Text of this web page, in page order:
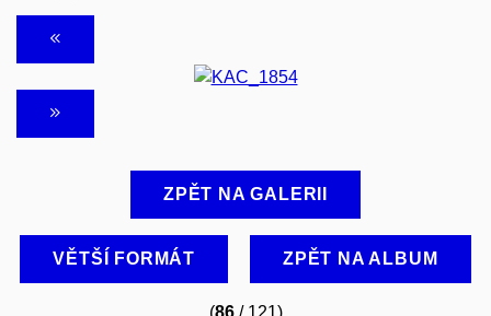
ZPĚT NA GALERII
VĚTŠÍ FORMÁT ZPĚT NA ALBUM